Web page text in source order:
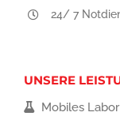
24/ 7
UNSERE
Mobiles Labor